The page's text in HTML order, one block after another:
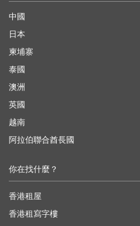
中國
日本
柬埔寨
泰國
澳洲
英國
越南
阿拉伯聯合酋長國
你在找什麼？
香港租屋
香港租寫字樓